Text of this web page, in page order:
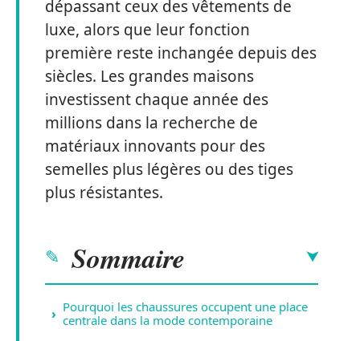
dépassant ceux des vêtements de
luxe, alors que leur fonction
première reste inchangée depuis des
siècles. Les grandes maisons
investissent chaque année des
millions dans la recherche de
matériaux innovants pour des
semelles plus légères ou des tiges
plus résistantes.
Sommaire
Pourquoi les chaussures occupent une place
centrale dans la mode contemporaine